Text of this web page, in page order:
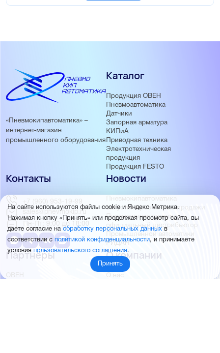
«Пневмокипавтоматика» –
интернет-магазин
промышленного оборудования
Каталог
Продукция ОВЕН
Пневмоавтоматика
Датчики
Запорная арматура
КИПиА
Приводная техника
Электротехническая
продукция
Продукция FESTO
Новости
Пневмокипавтоматика
запустила розничные продажи
Пневмокипавтоматика –
официальный дистрибьютор
Промышленной автоматики
РИДАН
Партнёры
ОВЕН
О компании
О нас
Контакты
+7 (960) 953-19-99
sales@pnevmokip.ru
Пн-Пт: 9:00 до 18:00
На сайте используются файлы cookie и Яндекс Метрика.
Нажимая кнопку «Принять» или продолжая просмотр сайта, вы
даете согласие наобработку персональных данных в
соответствии с политикой конфиденциальности, и принимаете
условия пользовательского соглашения.
Принять